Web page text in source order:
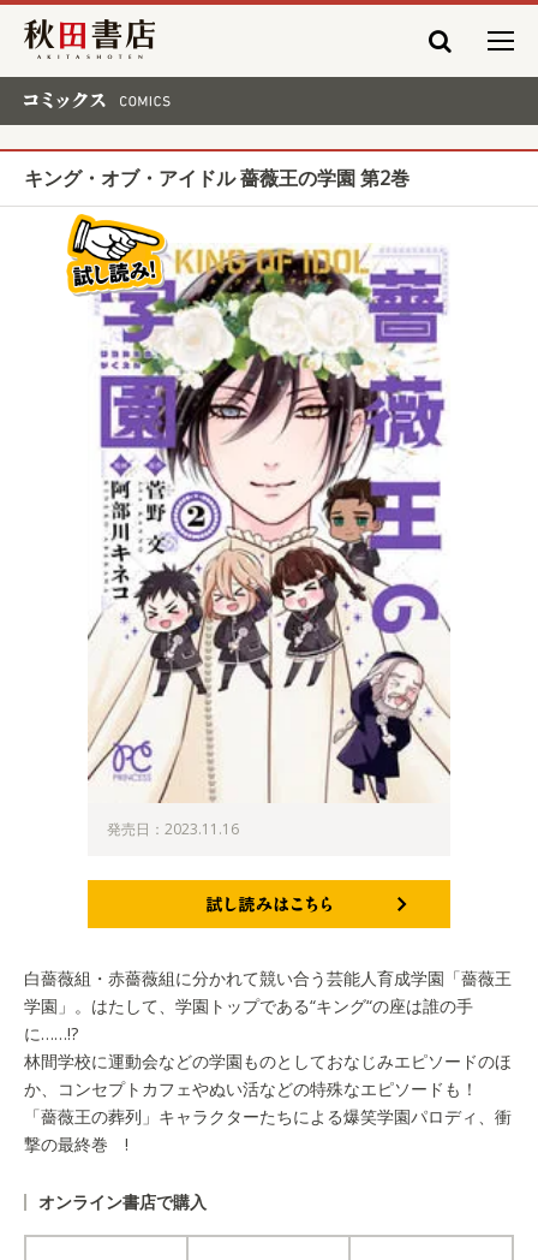
秋田書店
キング・オブ・アイドル 薔薇王の学園 第2巻
発売日：2023.11.16
白薔薇組・赤薔薇組に分かれて競い合う芸能人育成学園「薔薇王
学園」。はたして、学園トップである“キング“の座は誰の手
に……!?
林間学校に運動会などの学園ものとしておなじみエピソードのほ
か、コンセプトカフェやぬい活などの特殊なエピソードも！
「薔薇王の葬列」キャラクターたちによる爆笑学園パロディ、衝
撃の最終巻 !
オンライン書店で購入